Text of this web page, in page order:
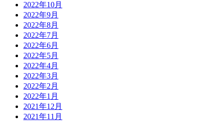
2022年10月
2022年9月
2022年8月
2022年7月
2022年6月
2022年5月
2022年4月
2022年3月
2022年2月
2022年1月
2021年12月
2021年11月